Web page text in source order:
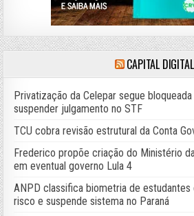
CAPITAL DIGITAL
Privatização da Celepar segue
suspender julgamento no STF
TCU cobra revisão estrutural da Conta
Frederico propõe criação do Ministério
em eventual governo Lula 4
ANPD classifica biometria de
risco e suspende sistema no Paraná